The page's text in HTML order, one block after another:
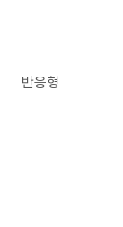
겠지만, 안 나누죠! 그
데요. 저처럼 궁금해하
반응형